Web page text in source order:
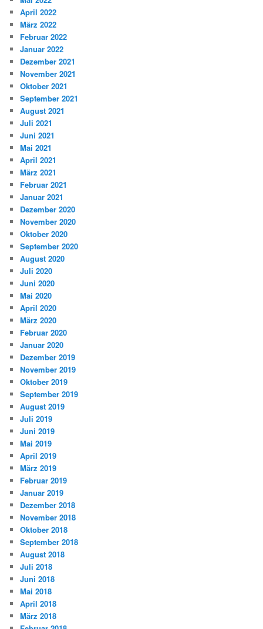
April 2022
März 2022
Februar 2022
Januar 2022
Dezember 2021
November 2021
Oktober 2021
September 2021
August 2021
Juli 2021
Juni 2021
Mai 2021
April 2021
März 2021
Februar 2021
Januar 2021
Dezember 2020
November 2020
Oktober 2020
September 2020
August 2020
Juli 2020
Juni 2020
Mai 2020
April 2020
März 2020
Februar 2020
Januar 2020
Dezember 2019
November 2019
Oktober 2019
September 2019
August 2019
Juli 2019
Juni 2019
Mai 2019
April 2019
März 2019
Februar 2019
Januar 2019
Dezember 2018
November 2018
Oktober 2018
September 2018
August 2018
Juli 2018
Juni 2018
Mai 2018
April 2018
März 2018